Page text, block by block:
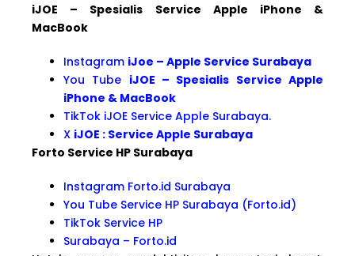
iJOE – Spesialis Service Apple iPhone &
MacBook
Instagram iJoe – Apple Service Surabaya
You Tube iJOE – Spesialis Service Apple
iPhone & MacBook
TikTok iJOE Service Apple Surabaya.
X iJOE : Service Apple Surabaya
Forto Service HP Surabaya
Instagram Forto.id Surabaya
You Tube Service HP Surabaya (Forto.id)
TikTok Service HP
Surabaya – Forto.id